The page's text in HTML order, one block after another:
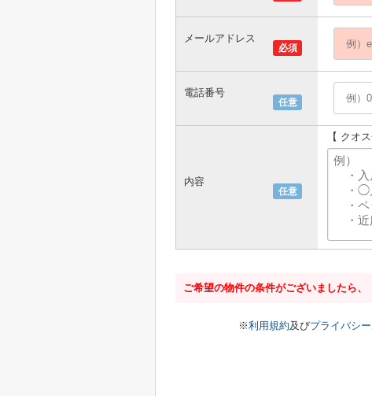
必須
メールアドレス
任意
電話番号
任意
内容
【 クオ
ご希望の物件の条件がございましたら、
※利用規約及びプライバシ